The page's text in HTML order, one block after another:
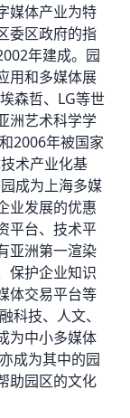
媒体产业为特
委区政府的指
年建成。园
用和多媒体展
森哲、LG等世
洲艺术科学学
2006年被国家
术产业化基
成为上海多媒
业发展的优惠
平台、技术平
亚洲第一渲染
保护企业知识
体交易平台等
科技、人文、
为中小多媒体
成为其中的园
助园区的文化